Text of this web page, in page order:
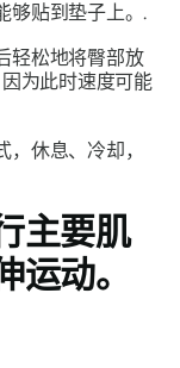
够贴到垫子上。.
轻松地将臀部放
为此时速度可能
休息、冷却，
主要肌
动。